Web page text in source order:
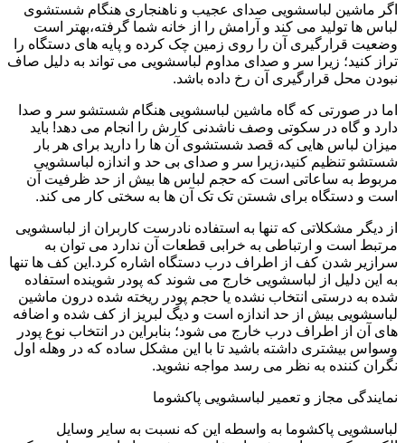
اگر ماشین لباسشویی صدای عجیب و ناهنجاری هنگام شستشوی
لباس ها تولید می کند و آرامش را از خانه شما گرفته،بهتر است
وضعیت قرارگیری آن را روی زمین چک کرده و پایه های دستگاه را
تراز کنید؛ زیرا سر و صدای مداوم لباسشویی می تواند به دلیل صاف
نبودن محل قرارگیری آن رخ داده باشد.
اما در صورتی که گاه ماشین لباسشویی هنگام شستشو سر و صدا
دارد و گاه در سکوتی وصف ناشدنی کارش را انجام می دهد! باید
میزان لباس هایی که قصد شستشوی آن ها را دارید برای هر بار
شستشو تنظیم کنید،زیرا سر و صدای بی حد و اندازه لباسشویی
مربوط به ساعاتی است که حجم لباس ها بیش از حد ظرفیت آن
است و دستگاه برای شستن تک تک آن ها به سختی کار می کند.
از دیگر مشکلاتی که تنها به استفاده نادرست کاربران از لباسشویی
مرتبط است و ارتباطی به خرابی قطعات آن ندارد می توان به
سرازیر شدن کف از اطراف درب دستگاه اشاره کرد.این کف ها تنها
به این دلیل از لباسشویی خارج می شوند که پودر شوینده استفاده
شده به درستی انتخاب نشده یا حجم پودر ریخته شده درون ماشین
لباسشویی بیش از حد اندازه است و دیگ لبریز از کف شده و اضافه
های آن از اطراف درب خارج می شود؛ بنابراین در انتخاب نوع پودر
وسواس بیشتری داشته باشید تا با این مشکل ساده که در وهله اول
نگران کننده به نظر می رسد مواجه نشوید.
نمایندگی مجاز و تعمیر لباسشویی پاکشوما
لباسشویی پاکشوما به واسطه این که نسبت به سایر وسایل